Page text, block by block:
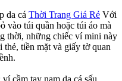
da cá Thời Trang Giá Rẻ Với
vào túi quần hoặc túi áo mà
thời, những chiếc ví mini này
tiền mặt và giấy tờ quan